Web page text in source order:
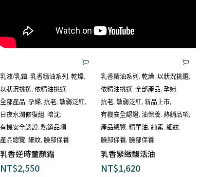
乳液/乳霜, 乳香精油系列, 乾燥,
以狀況挑選, 依精油挑選,
全部產品, 孕婦, 抗老, 敏弱泛紅,
日夜水潤修復組, 暗沈,
有機安全認證, 熱銷品項,
產品總覽, 細紋, 臉部保養
乳香逆時童顏霜
NT$2,550
乳香精油系列, 乾燥, 以狀況挑選,
依精油挑選, 全部產品, 孕婦,
抗老, 敏弱泛紅, 新品上市,
有機安全認證, 油保養, 熱銷品項,
產品總覽, 精華油, 純素, 細紋,
臉部保養, 臉部保養
乳香緊緻馥活油
NT$1,620